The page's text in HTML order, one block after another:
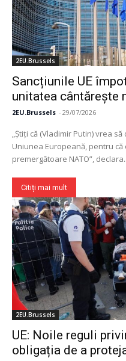
2EU.Brussels
Sancțiunile UE
unitatea cântărește
2EU.Brussels - 29/07/2026
„Știți că (Vladimir Putin) vrea
Uniunea Europeană, pentru
premergătoare NATO”,
Citiți mai mult
2EU.Brussels
UE: Noile reguli
obligația de a